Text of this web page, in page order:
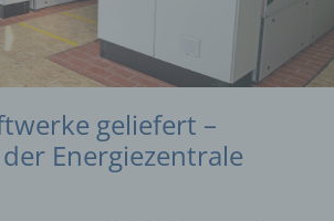
geliefert –
Energiezentrale